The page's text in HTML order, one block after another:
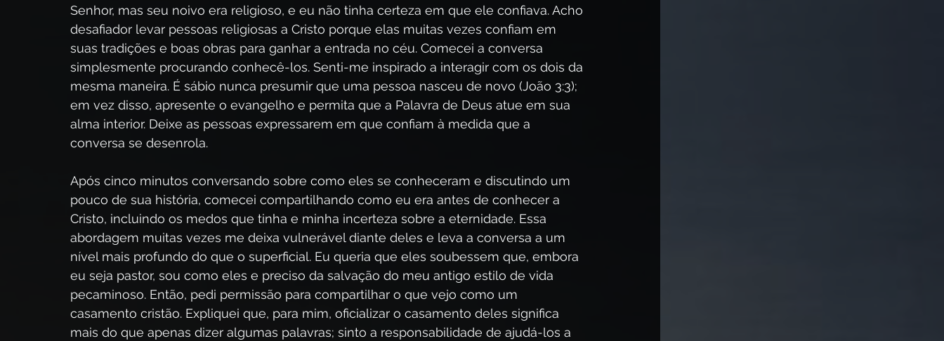
Senhor, mas seu noivo era religioso, e eu não tinha certeza em que ele confiava. Acho
desafiador levar pessoas religiosas a Cristo porque elas muitas vezes confiam em
suas tradições e boas obras para ganhar a entrada no céu. Comecei a conversa
simplesmente procurando conhecê-los. Senti-me inspirado a interagir com os dois da
mesma maneira. É sábio nunca presumir que uma pessoa nasceu de novo (João 3:3);
em vez disso, apresente o evangelho e permita que a Palavra de Deus atue em sua
alma interior. Deixe as pessoas expressarem em que confiam à medida que a
conversa se desenrola.
Após cinco minutos conversando sobre como eles se conheceram e discutindo um
pouco de sua história, comecei compartilhando como eu era antes de conhecer a
Cristo, incluindo os medos que tinha e minha incerteza sobre a eternidade. Essa
abordagem muitas vezes me deixa vulnerável diante deles e leva a conversa a um
nível mais profundo do que o superficial. Eu queria que eles soubessem que, embora
eu seja pastor, sou como eles e preciso da salvação do meu antigo estilo de vida
pecaminoso. Então, pedi permissão para compartilhar o que vejo como um
casamento cristão. Expliquei que, para mim, oficializar o casamento deles significa
mais do que apenas dizer algumas palavras; sinto a responsabilidade de ajudá-los a